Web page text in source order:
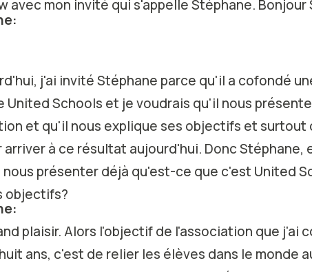
avec mon invité qui s'appelle Stéphane. Bonjour
j'ai invité Stéphane parce qu'il a cofondé
United Schools et je voudrais qu'il nous
et qu'il nous explique ses objectifs et surtout
arriver à ce résultat aujourd'hui. Donc Stéphane,
nous présenter déjà qu'est-ce que c'est United
objectifs?
plaisir. Alors l'objectif de l'association que j'ai
ans, c'est de relier les élèves dans le monde